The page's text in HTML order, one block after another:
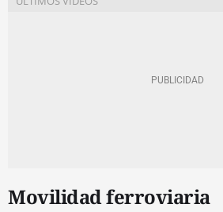
Movilidad ferroviaria